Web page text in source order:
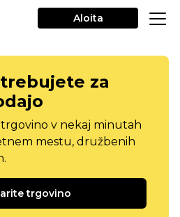
Aloita
za
v nekaj minutah
mestu, družbenih
trgovino